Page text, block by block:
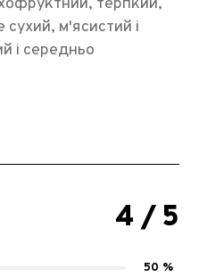
м'ясистий і
і середньо
4 / 5
50 %